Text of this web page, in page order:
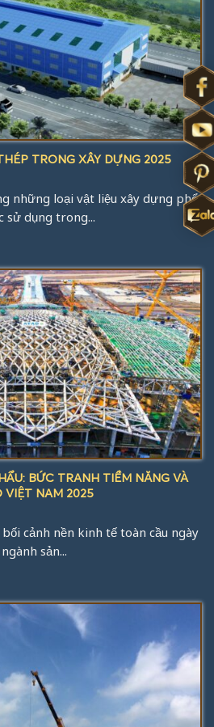
TRONG XÂY DỰNG 2025
những loại vật liệu xây dựng phổ
sử dụng trong...
BỨC TRANH TIỀM NĂNG VÀ
VIỆT NAM 2025
cảnh nền kinh tế toàn cầu ngày
sản...